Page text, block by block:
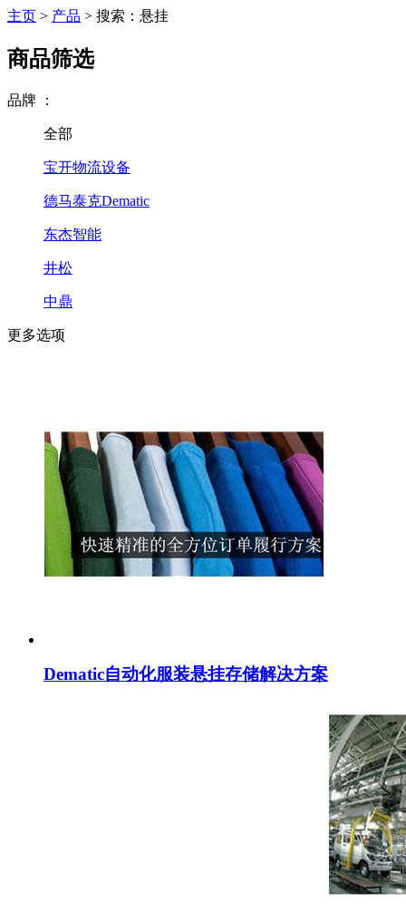
主页 > 产品 > 搜索：悬挂
商品筛选
品牌 ：
全部
宝开物流设备
德马泰克Dematic
东杰智能
井松
中鼎
更多选项
Dematic自动化服装悬挂存储解决方案